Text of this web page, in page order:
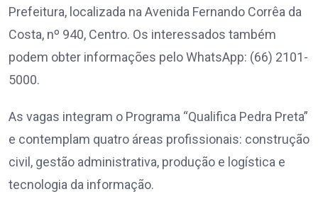
Prefeitura, localizada na Avenida Fernando Corrêa da
Costa, nº 940, Centro. Os interessados também
podem obter informações pelo WhatsApp: (66) 2101-
5000.
As vagas integram o Programa “Qualifica Pedra Preta”
e contemplam quatro áreas profissionais: construção
civil, gestão administrativa, produção e logística e
tecnologia da informação.